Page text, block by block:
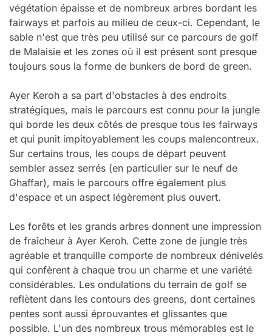
végétation épaisse et de nombreux arbres bordant les
fairways et parfois au milieu de ceux-ci. Cependant, le
sable n'est que très peu utilisé sur ce parcours de golf
de Malaisie et les zones où il est présent sont presque
toujours sous la forme de bunkers de bord de green.
Ayer Keroh a sa part d'obstacles à des endroits
stratégiques, mais le parcours est connu pour la jungle
qui borde les deux côtés de presque tous les fairways
et qui punit impitoyablement les coups malencontreux.
Sur certains trous, les coups de départ peuvent
sembler assez serrés (en particulier sur le neuf de
Ghaffar), mais le parcours offre également plus
d'espace et un aspect légèrement plus ouvert.
Les forêts et les grands arbres donnent une impression
de fraîcheur à Ayer Keroh. Cette zone de jungle très
agréable et tranquille comporte de nombreux dénivelés
qui confèrent à chaque trou un charme et une variété
considérables. Les ondulations du terrain de golf se
reflètent dans les contours des greens, dont certaines
pentes sont aussi éprouvantes et glissantes que
possible. L'un des nombreux trous mémorables est le